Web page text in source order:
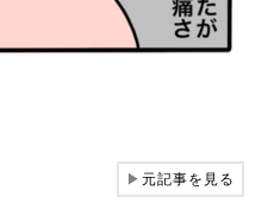
▶元記事を見る